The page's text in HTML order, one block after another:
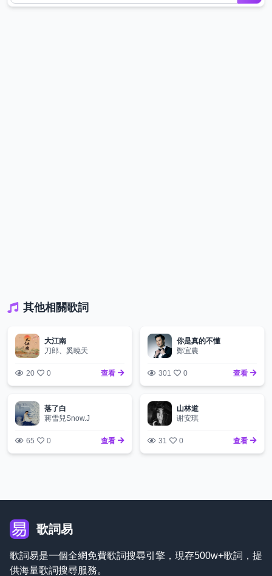
其他相關歌詞
大江南
刀郎、奚曉天
20 0 查看
你是真的不懂
鄭宜農
301 0 查看
落了白
蔣雪兒Snow.J
65 0 查看
山林道
谢安琪
31 0 查看
歌詞易
歌詞易是一個全網免費歌詞搜尋引擎，現存500w+歌詞，提
供海量歌詞搜尋服務。